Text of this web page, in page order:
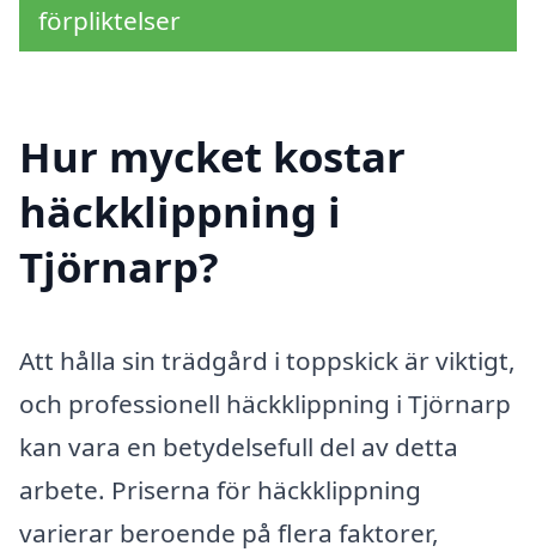
förpliktelser
Hur mycket kostar
häckklippning i
Tjörnarp?
Att hålla sin trädgård i toppskick är viktigt,
och professionell häckklippning i Tjörnarp
kan vara en betydelsefull del av detta
arbete. Priserna för häckklippning
varierar beroende på flera faktorer,